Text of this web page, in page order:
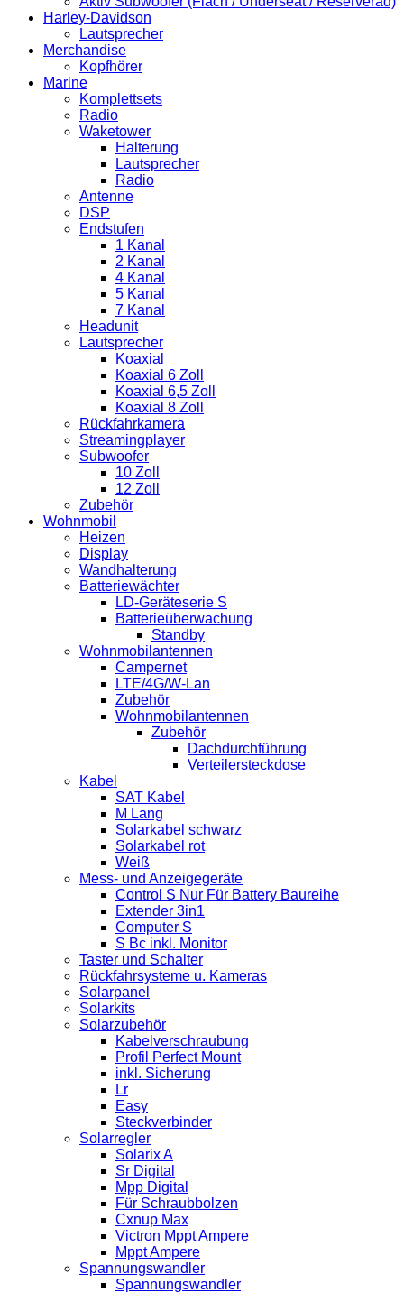
Harley-Davidson
Lautsprecher
Merchandise
Kopfhörer
Marine
Komplettsets
Radio
Waketower
Halterung
Lautsprecher
Radio
Antenne
DSP
Endstufen
1 Kanal
2 Kanal
4 Kanal
5 Kanal
7 Kanal
Headunit
Lautsprecher
Koaxial
Koaxial 6 Zoll
Koaxial 6,5 Zoll
Koaxial 8 Zoll
Rückfahrkamera
Streamingplayer
Subwoofer
10 Zoll
12 Zoll
Zubehör
Wohnmobil
Heizen
Display
Wandhalterung
Batteriewächter
LD-Geräteserie S
Batterieüberwachung
Standby
Wohnmobilantennen
Campernet
LTE/4G/W-Lan
Zubehör
Wohnmobilantennen
Zubehör
Dachdurchführung
Verteilersteckdose
Kabel
SAT Kabel
M Lang
Solarkabel schwarz
Solarkabel rot
Weiß
Mess- und Anzeigegeräte
Control S Nur Für Battery Baureihe
Extender 3in1
Computer S
S Bc inkl. Monitor
Taster und Schalter
Rückfahrsysteme u. Kameras
Solarpanel
Solarkits
Solarzubehör
Kabelverschraubung
Profil Perfect Mount
inkl. Sicherung
Lr
Easy
Steckverbinder
Solarregler
Solarix A
Sr Digital
Mpp Digital
Für Schraubbolzen
Cxnup Max
Victron Mppt Ampere
Mppt Ampere
Spannungswandler
Spannungswandler